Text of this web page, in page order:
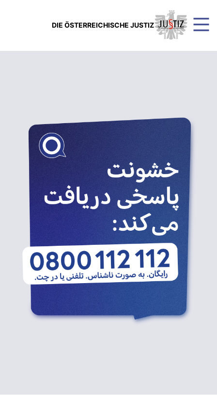
DIE ÖSTERREICHISCHE JUSTIZ